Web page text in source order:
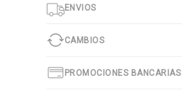
ENVIOS
CAMBIOS
PROMOCIONES BANCARIAS